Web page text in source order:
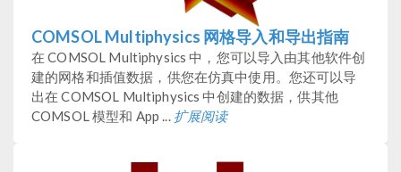
COMSOL Multiphysics 网格导入和导出指南
在 COMSOL Multiphysics 中，您可以导入由其他软件创
建的网格和插值数据，供您在仿真中使用。您还可以导
出在 COMSOL Multiphysics 中创建的数据，供其他
COMSOL 模型和 App ... 扩展阅读